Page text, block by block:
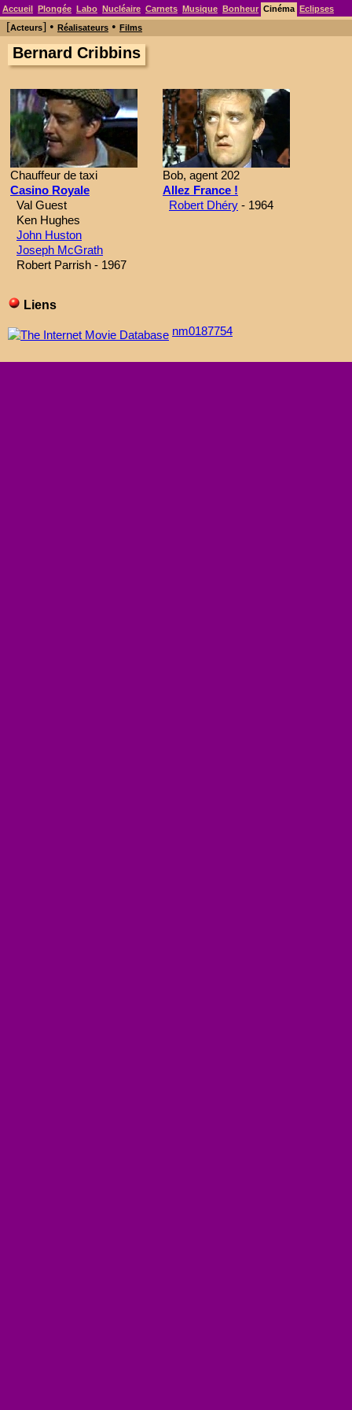
Accueil Plongée Labo Nucléaire Carnets Musique Bonheur Cinéma Eclipses
[Acteurs] • Réalisateurs • Films
Bernard Cribbins
Chauffeur de taxi
Casino Royale
Val Guest
Ken Hughes
John Huston
Joseph McGrath
Robert Parrish - 1967
Bob, agent 202
Allez France !
Robert Dhéry - 1964
Liens
nm0187754